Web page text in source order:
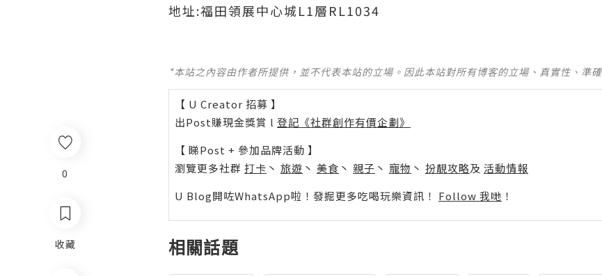
0
收藏
地址:福田領展中心城L1層RL1034
*本站之內容由作者所提供，並不代表本站的立場。因此本站對所有博客的立場、真實性、準
【 U Creator 招募 】
出Post賺現金獎賞 l 登記《社群創作有價企劃》
【 睇Post + 參加品牌活動 】
瀏覽更多社群 打卡 丶 旅遊 丶 美食 丶 親子 丶 寵物 丶 扮靚攻略及 活動情報
U Blog開咗WhatsApp啦！發掘更多吃喝玩樂資訊！ Follow 我哋 ！
相關話題